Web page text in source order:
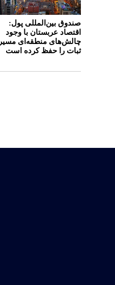
صندوق بین‌المللی پول:
اقتصاد عربستان با وجود
چالش‌های منطقه‌ای مسیر
ثبات را حفظ کرده است